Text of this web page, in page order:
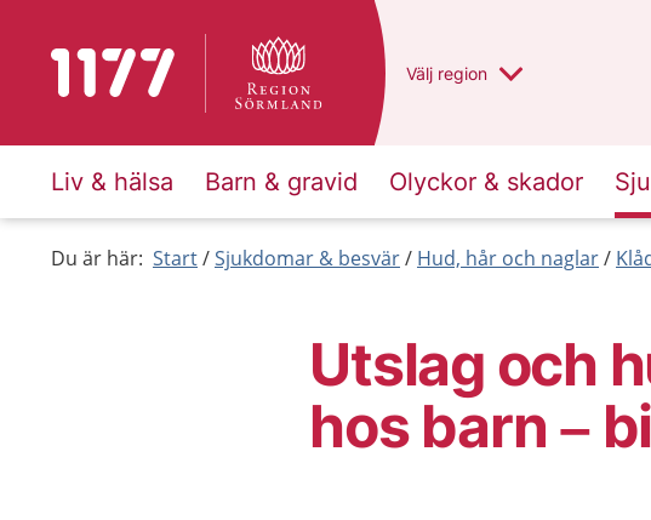
Till startsidan för 1177 Du har valt region
Välj en annan
region
Liv & hälsa Barn & gravid Olyckor & skador
Du är här: Start Sjukdomar & besvär Hud, hår och naglar
Utslag och
hos barn –